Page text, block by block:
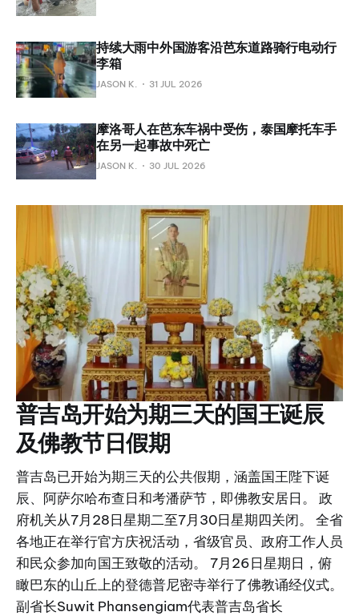
持续大雨中外国游客沿芭东道路骑行电动行
李箱
JASON K. 31 JUL 2026
摩洛哥人在芭东车祸中受伤，泰国摩托车手
在另一起事故中死亡
JASON K. 30 JUL 2026
普吉岛开始为期三天的国王诞辰
及佛教节日假期
普吉岛已开始为期三天的公共假期，涵盖国王陛下诞
辰、阿萨尔哈布查日和考潘萨节，即佛教安居日。 政
府机关从7月28日星期二至7月30日星期四关闭。 全省
各地正在举行官方庆祝活动，省级官员、政府工作人员
和民众参加向国王致敬的活动。 7月26日星期日，俯
瞰巴东的山丘上的登德普尼密寺举行了佛教诵经仪式。
副省长Suwit Phansengiam代表普吉岛省长